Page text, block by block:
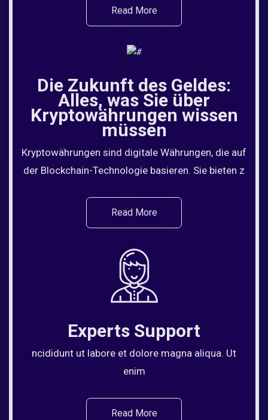
Read More
Die Zukunft des Geldes:
Alles, was Sie über
Kryptowährungen wissen
müssen
Kryptowährungen sind digitale Währungen, die auf
der Blockchain-Technologie basieren. Sie bieten z
Read More
Experts Support
ncididunt ut labore et dolore magna aliqua. Ut
enim
Read More